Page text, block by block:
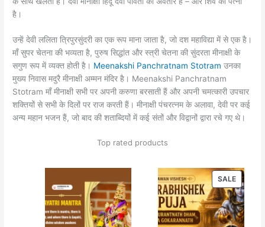
है।
उन्हें देवी ललिता त्रिपुरसुंदरी का एक रूप माना जाता है, जो दश महाविद्या में से एक है।
माँ सुपर चेतना की भव्यता है, पुरुष सिद्धांत और स्त्री चेतना की सुंदरता मीनाक्षी के
सगुण रूप में व्यक्त होती है। Meenakshi Panchratnam Stotram उनका
मुख्य निवास मदुरै मीनाक्षी अम्मन मंदिर है। Meenakshi Panchratnam
Stotram माँ मीनाक्षी सभी पर अपनी करुणा बरसाती हैं और अपनी चमत्कारी उपचार
शक्तियों से सभी के दिलों पर राज करती हैं। मीनाक्षी पंचरत्नम के अलावा, देवी पर कई
अन्य महान भजन हैं, जो बाद की शताब्दियों में कई संतों और विद्वानों द्वारा रचे गए थे।
Top rated products
SALE
ON
SALE